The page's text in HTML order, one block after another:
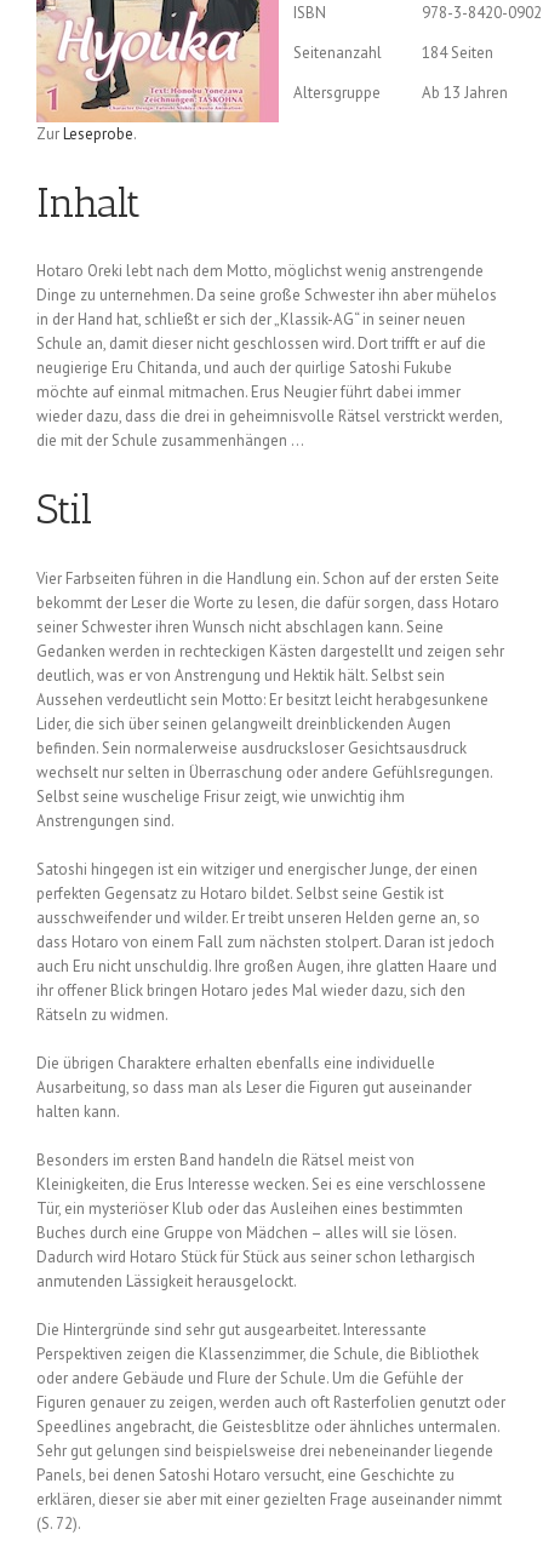
ISBN
978-3-8420-
Seitenanzahl
184 Seiten
Altersgruppe
Ab 13 Jahren
ZurLeseprobe.
Inhalt
Hotaro Oreki lebt nach dem Motto, möglichst wenig anstrengende
Dinge zu unternehmen. Da seine große Schwester ihn aber mühelos
in der Hand hat, schließt er sich der „Klassik-AG“ in seiner neuen
Schule an, damit dieser nicht geschlossen wird. Dort trifft er auf die
neugierige Eru Chitanda, und auch der quirlige Satoshi Fukube
möchte auf einmal mitmachen. Erus Neugier führt dabei immer
wieder dazu, dass die drei in geheimnisvolle Rätsel verstrickt werden,
die mit der Schule zusammenhängen …
Stil
Vier Farbseiten führen in die Handlung ein. Schon auf der ersten Seite
bekommt der Leser die Worte zu lesen, die dafür sorgen, dass Hotaro
seiner Schwester ihren Wunsch nicht abschlagen kann. Seine
Gedanken werden in rechteckigen Kästen dargestellt und zeigen sehr
deutlich, was er von Anstrengung und Hektik hält. Selbst sein
Aussehen verdeutlicht sein Motto: Er besitzt leicht herabgesunkene
Lider, die sich über seinen gelangweilt dreinblickenden Augen
befinden. Sein normalerweise ausdrucksloser Gesichtsausdruck
wechselt nur selten in Überraschung oder andere Gefühlsregungen.
Selbst seine wuschelige Frisur zeigt, wie unwichtig ihm
Anstrengungen sind.
Satoshi hingegen ist ein witziger und energischer Junge, der einen
perfekten Gegensatz zu Hotaro bildet. Selbst seine Gestik ist
ausschweifender und wilder. Er treibt unseren Helden gerne an, so
dass Hotaro von einem Fall zum nächsten stolpert. Daran ist jedoch
auch Eru nicht unschuldig. Ihre großen Augen, ihre glatten Haare und
ihr offener Blick bringen Hotaro jedes Mal wieder dazu, sich den
Rätseln zu widmen.
Die übrigen Charaktere erhalten ebenfalls eine individuelle
Ausarbeitung, so dass man als Leser die Figuren gut auseinander
halten kann.
Besonders im ersten Band handeln die Rätsel meist von
Kleinigkeiten, die Erus Interesse wecken. Sei es eine verschlossene
Tür, ein mysteriöser Klub oder das Ausleihen eines bestimmten
Buches durch eine Gruppe von Mädchen – alles will sie lösen.
Dadurch wird Hotaro Stück für Stück aus seiner schon lethargisch
anmutenden Lässigkeit herausgelockt.
Die Hintergründe sind sehr gut ausgearbeitet. Interessante
Perspektiven zeigen die Klassenzimmer, die Schule, die Bibliothek
oder andere Gebäude und Flure der Schule. Um die Gefühle der
Figuren genauer zu zeigen, werden auch oft Rasterfolien genutzt oder
Speedlines angebracht, die Geistesblitze oder ähnliches untermalen.
Sehr gut gelungen sind beispielsweise drei nebeneinander liegende
Panels, bei denen Satoshi Hotaro versucht, eine Geschichte zu
erklären, dieser sie aber mit einer gezielten Frage auseinander nimmt
(S. 72).